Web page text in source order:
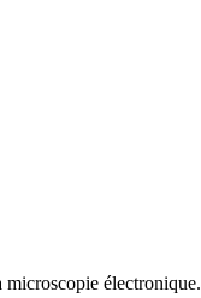
microscopie électronique.